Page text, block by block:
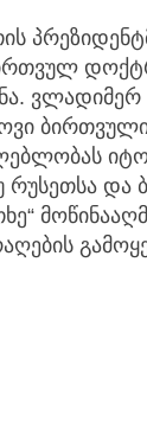
ვლადიმერ
რუსეთსა და